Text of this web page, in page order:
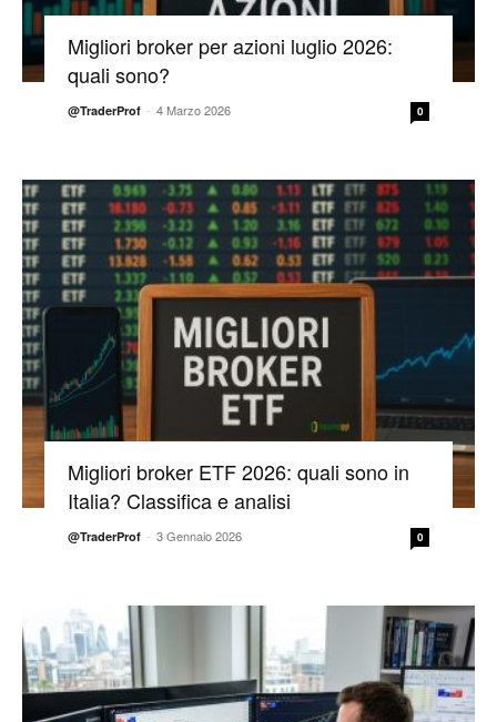
Migliori broker per azioni luglio 2026:
quali sono?
@TraderProf - 4 Marzo 2026 0
Migliori broker ETF 2026: quali sono in
Italia? Classifica e analisi
@TraderProf - 3 Gennaio 2026 0